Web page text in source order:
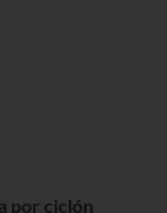
por ciclón